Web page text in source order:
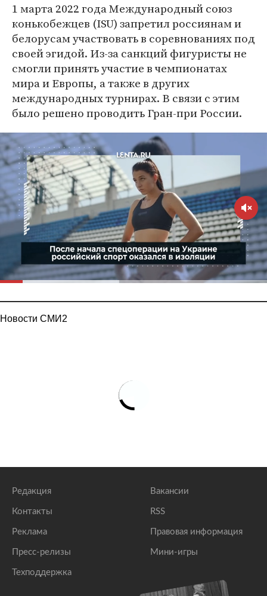
1 марта 2022 года Международный союз
конькобежцев (ISU) запретил россиянам и
белорусам участвовать в соревнованиях под
своей эгидой. Из-за санкций фигуристы не
смогли принять участие в чемпионатах
мира и Европы, а также в других
международных турнирах. В связи с этим
было решено проводить Гран-при России.
Новости СМИ2
Редакция
Контакты
Реклама
Пресс-релизы
Техподдержка
Вакансии
RSS
Правовая информация
Мини-игры